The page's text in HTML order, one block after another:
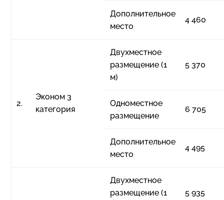
Дополнительное
место
4 460
2.
Эконом 3
категория
Двухместное
размещение (1
м)
5 370
Одноместное
размещение
6 705
Дополнительное
место
4 495
Двухместное
размещение (1
5 935